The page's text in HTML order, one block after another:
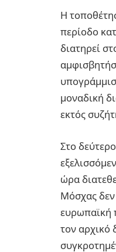
Η
περίοδο
διατηρεί
μοναδική
εκτός
Στο
ώρα
Μόσχας δεν
ευρωπαϊκή
τον αρχικό